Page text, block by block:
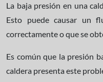
La baja presión en una
Esto puede causar un
correctamente o que se
Es común que la presión
caldera presenta este